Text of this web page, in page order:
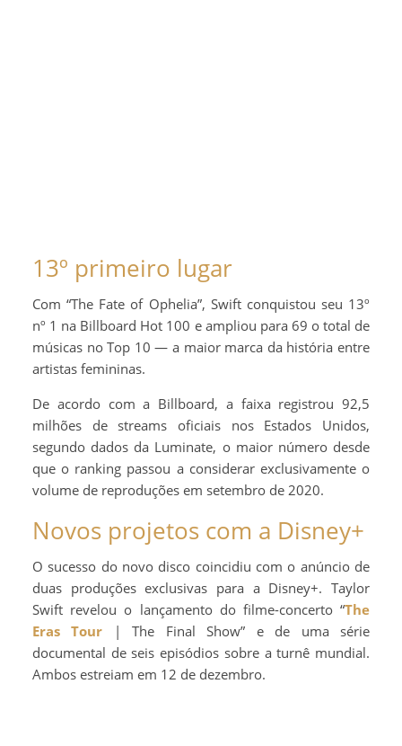
13º primeiro lugar
Com “The Fate of Ophelia”, Swift conquistou seu 13º
nº 1 na Billboard Hot 100 e ampliou para 69 o total de
músicas no Top 10 — a maior marca da história entre
artistas femininas.
De acordo com a Billboard, a faixa registrou 92,5
milhões de streams oficiais nos Estados Unidos,
segundo dados da Luminate, o maior número desde
que o ranking passou a considerar exclusivamente o
volume de reproduções em setembro de 2020.
Novos projetos com a Disney+
O sucesso do novo disco coincidiu com o anúncio de
duas produções exclusivas para a Disney+. Taylor
Swift revelou o lançamento do filme-concerto “The
Eras Tour | The Final Show” e de uma série
documental de seis episódios sobre a turnê mundial.
Ambos estreiam em 12 de dezembro.